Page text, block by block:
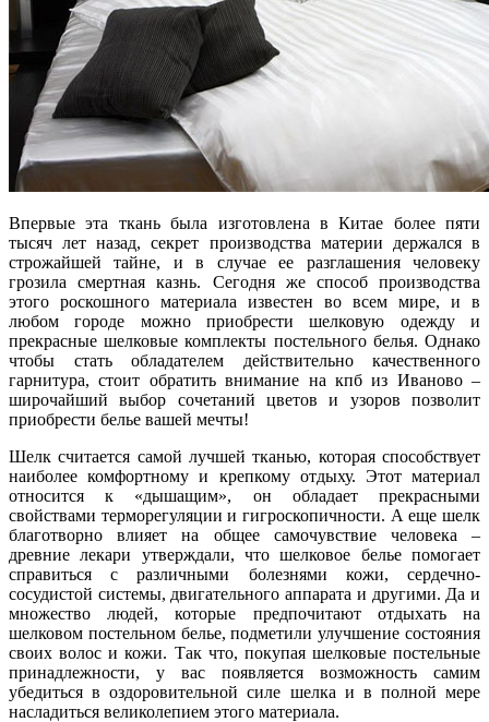
Впервые эта ткань была изготовлена в Китае более пяти
тысяч лет назад, секрет производства материи держался в
строжайшей тайне, и в случае ее разглашения человеку
грозила смертная казнь. Сегодня же способ производства
этого роскошного материала известен во всем мире, и в
любом городе можно приобрести шелковую одежду и
прекрасные шелковые комплекты постельного белья. Однако
чтобы стать обладателем действительно качественного
гарнитура, стоит обратить внимание на кпб из Иваново –
широчайший выбор сочетаний цветов и узоров позволит
приобрести белье вашей мечты!
Шелк считается самой лучшей тканью, которая способствует
наиболее комфортному и крепкому отдыху. Этот материал
относится к «дышащим», он обладает прекрасными
свойствами терморегуляции и гигроскопичности. А еще шелк
благотворно влияет на общее самочувствие человека –
древние лекари утверждали, что шелковое белье помогает
справиться с различными болезнями кожи, сердечно-
сосудистой системы, двигательного аппарата и другими. Да и
множество людей, которые предпочитают отдыхать на
шелковом постельном белье, подметили улучшение состояния
своих волос и кожи. Так что, покупая шелковые постельные
принадлежности, у вас появляется возможность самим
убедиться в оздоровительной силе шелка и в полной мере
насладиться великолепием этого материала.